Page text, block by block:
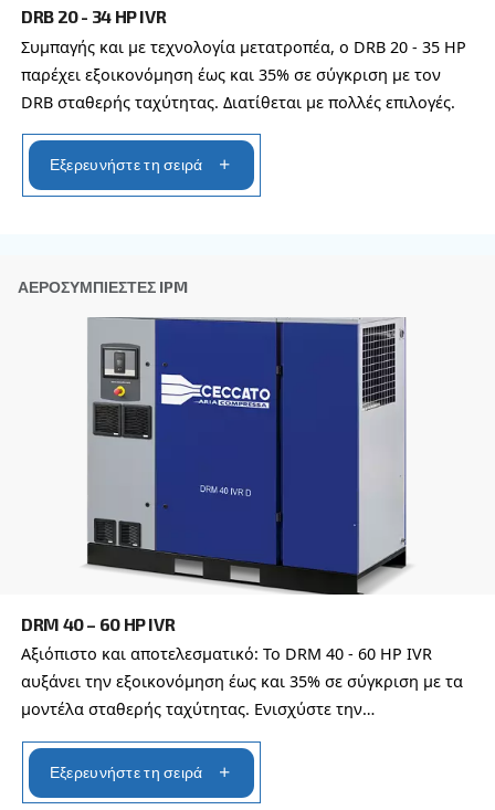
Επώνυμο*
Εταιρεία*
Πόλη*
Με την υποβολή αυτού του αιτήματος, η Ceccato
επικοινωνεί μαζί σας μέσω των πληροφοριών
συλλέγονται. Περισσότερες πληροφορίες θα
Πολιτική απορρήτου μας.
Διάβασα και αποδέχτηκα την πολιτική απορρήτου